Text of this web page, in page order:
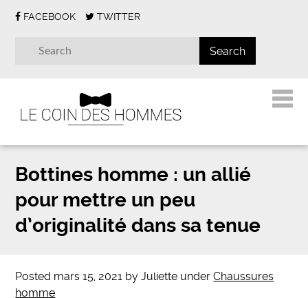
FACEBOOK TWITTER
Bottines homme : un allié
pour mettre un peu
d’originalité dans sa tenue
Posted mars 15, 2021 byJuliette underChaussures
homme